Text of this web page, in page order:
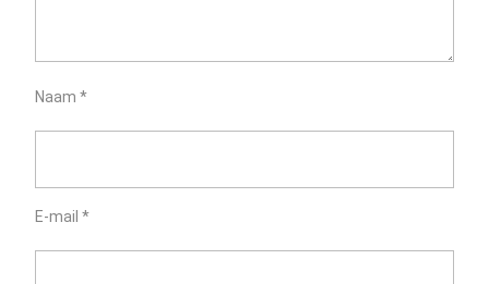
Naam *
E-mail *